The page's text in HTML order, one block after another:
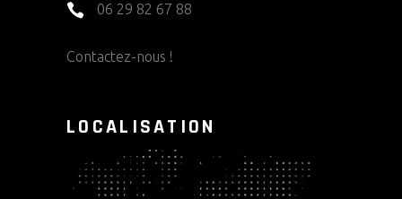
06 29 82 67 88
Contactez-nous !
LOCALISATION